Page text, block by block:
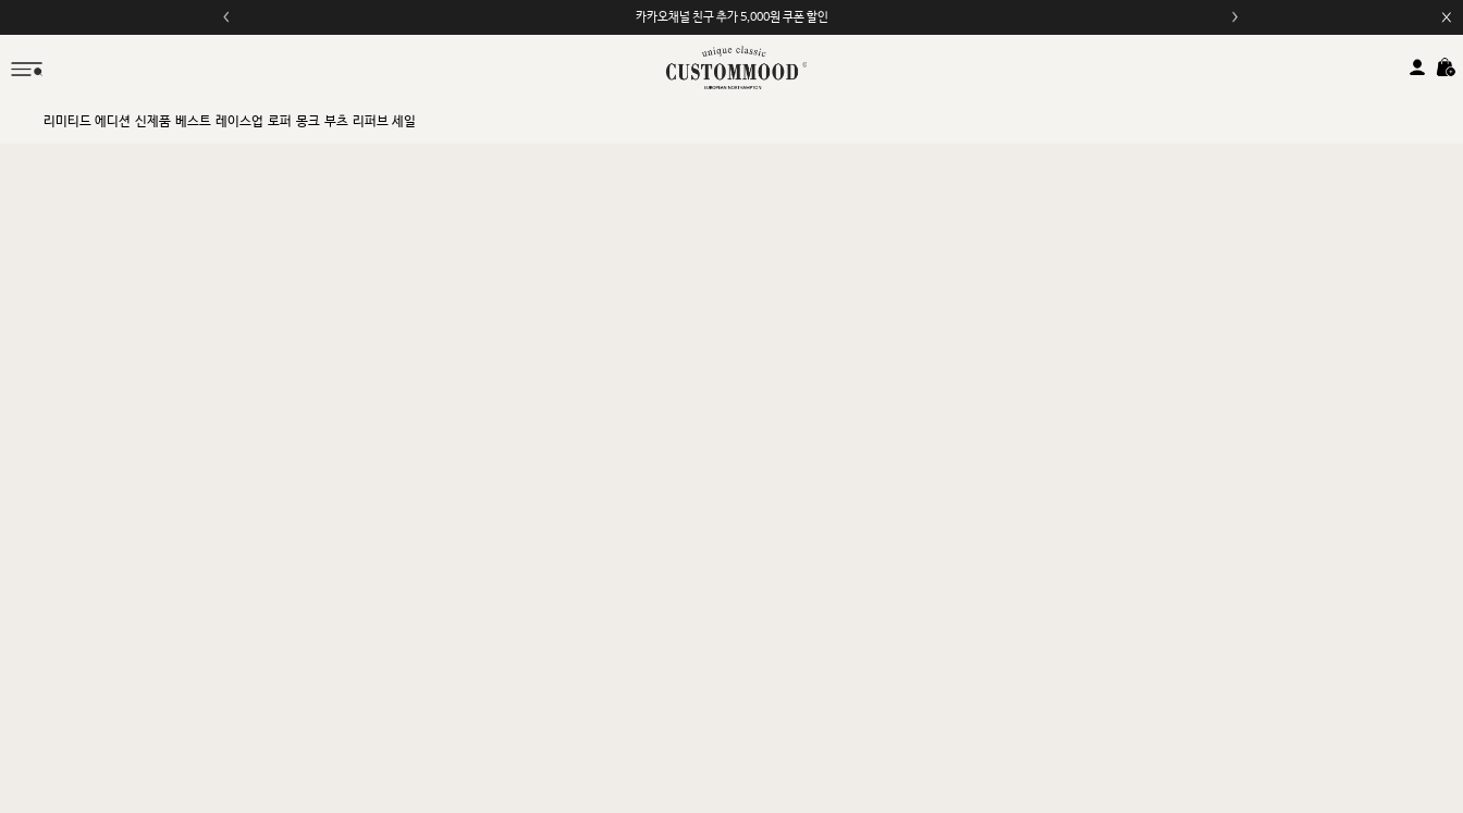
모바일 앱 자동 2,000원 할인
리미티드 에디션 신제품 베스트 레이스업 로퍼 몽크 부츠 리퍼브 세일